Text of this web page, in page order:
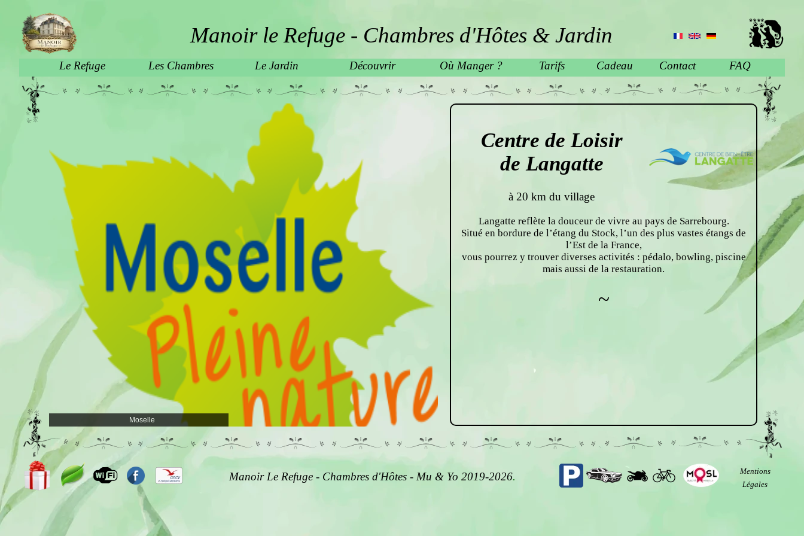
Manoir le Refuge - Chambres d'Hôtes & Jardin
Le Refuge Les Chambres Le Jardin Découvrir Où Manger ? Tarifs Cadeau Contact FAQ
Moselle
Centre de Loisir
de Langatte
à 20 km du village
Langatte reflète la douceur de vivre au pays de Sarrebourg.
Situé en bordure de l’étang du Stock, l’un des plus vastes étangs de
l’Est de la France,
vous pourrez y trouver diverses activités : pédalo, bowling, piscine
mais aussi de la restauration.
~
Manoir Le Refuge - Chambres d'Hôtes - Mu & Yo 2019-2026.
Mentions
Légales